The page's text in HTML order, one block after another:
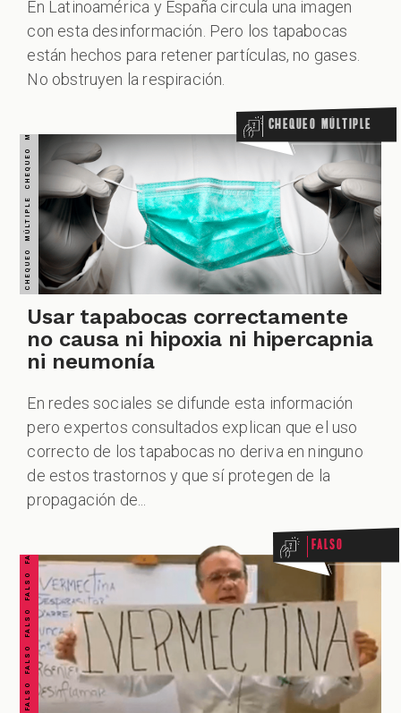
En Latinoamérica y España circula una imagen
con esta desinformación. Pero los tapabocas
están hechos para retener partículas, no gases.
No obstruyen la respiración.
Chequeo Múltiple
Usar tapabocas correctamente
no causa ni hipoxia ni hipercapnia
ni neumonía
En redes sociales se difunde esta información
pero expertos consultados explican que el uso
correcto de los tapabocas no deriva en ninguno
de estos trastornos y que sí protegen de la
propagación de...
FALSO FALSO FALSO FALSO FALSO FALSO FALSO Falso